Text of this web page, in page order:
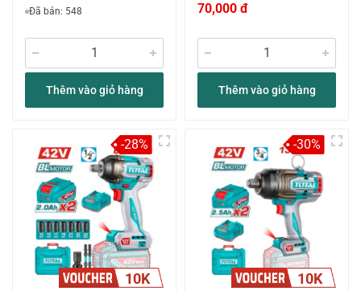
Đã bán: 548
Thêm vào giỏ hàng
70,000 đ
Thêm vào giỏ hàng
10K
-28%
10K
-30%